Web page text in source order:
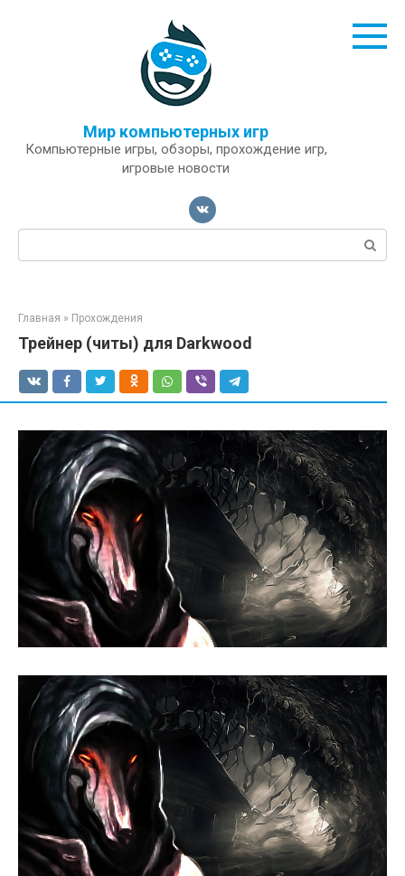
Мир компьютерных игр
Компьютерные игры, обзоры, прохождение игр,
игровые новости
Поиск:
Главная » Прохождения
Трейнер (читы) для Darkwood